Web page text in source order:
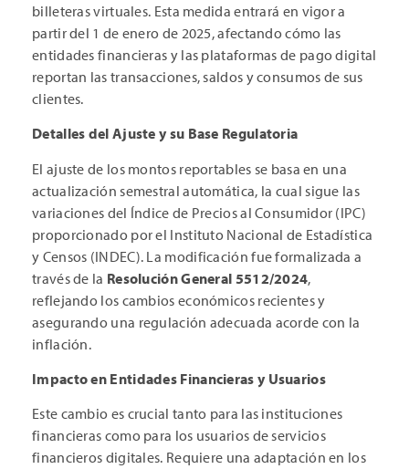
billeteras virtuales. Esta medida entrará en vigor a
partir del 1 de enero de 2025, afectando cómo las
entidades financieras y las plataformas de pago digital
reportan las transacciones, saldos y consumos de sus
clientes.
Detalles del Ajuste y su Base Regulatoria
El ajuste de los montos reportables se basa en una
actualización semestral automática, la cual sigue las
variaciones del Índice de Precios al Consumidor (IPC)
proporcionado por el Instituto Nacional de Estadística
y Censos (INDEC). La modificación fue formalizada a
través de la Resolución General 5512/2024,
reflejando los cambios económicos recientes y
asegurando una regulación adecuada acorde con la
inflación.
Impacto en Entidades Financieras y Usuarios
Este cambio es crucial tanto para las instituciones
financieras como para los usuarios de servicios
financieros digitales. Requiere una adaptación en los